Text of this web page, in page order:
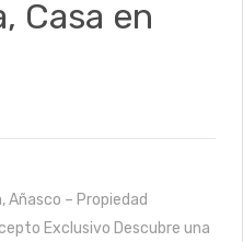
Casa en
Añasco – Propiedad
Exclusivo Descubre una